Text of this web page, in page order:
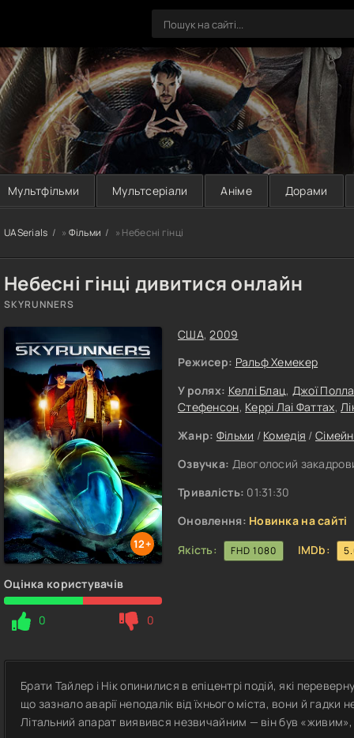
Мультфільми Мультсеріали Аніме Дорами
UASerials » Фільми » Небесні гінці
Небесні гінці дивитися онлайн
SKYRUNNERS
12+
Оцінка користувачів
0 0
США,2009
Режисер: Ральф Хемекер
У ролях: Келлі Блац, Джої
Стефенсон, Керрі Лаі Фаттах,
Жанр: Фільми / Комедія /
Озвучка: Двоголосий
Тривалість: 01:31:30
Оновлення: Новинка на сайті
Якість:
FHD 1080 IMDb:
Брати Тайлер і Нік опинилися в епіцентрі подій, які
що зазнало аварії неподалік від їхнього міста, вони й
Літальний апарат виявився незвичайним — він був «живим»,